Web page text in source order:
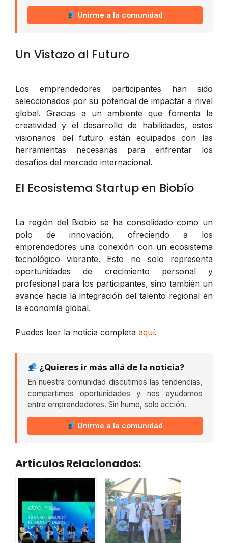
Unirme a la comunidad
Un Vistazo al Futuro
Los emprendedores participantes han sido
seleccionados por su potencial de impactar a nivel
global. Gracias a un ambiente que fomenta la
creatividad y el desarrollo de habilidades, estos
visionarios del futuro están equipados con las
herramientas necesarias para enfrentar los
desafíos del mercado internacional.
El Ecosistema Startup en Biobío
La región del Biobío se ha consolidado como un
polo de innovación, ofreciendo a los
emprendedores una conexión con un ecosistema
tecnológico vibrante. Esto no solo representa
oportunidades de crecimiento personal y
profesional para los participantes, sino también un
avance hacia la integración del talento regional en
la economía global.
Puedes leer la noticia completa aquí.
¿Quieres ir más allá de la noticia?
En nuestra comunidad discutimos las tendencias,
compartimos oportunidades y nos ayudamos
entre emprendedores. Sin humo, solo acción.
Unirme a la comunidad
Artículos Relacionados: